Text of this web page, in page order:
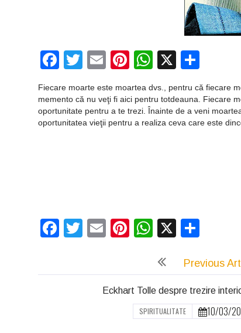
Facebook
Twitter
EmailPinterest
WhatsApp
X
Fiecare moarte este moartea dvs., pentru că fiecare
memento că nu veţi fi aici pentru totdeauna. Fiecare
oportunitate pentru a te trezi. Înainte de a veni
oportunitatea vieţii pentru a realiza ceva care este
Facebook
Twitter
EmailPinterest
WhatsApp
X
Previous
Eckhart Tolle despre trezire
10/03/
SPIRITUALITATE